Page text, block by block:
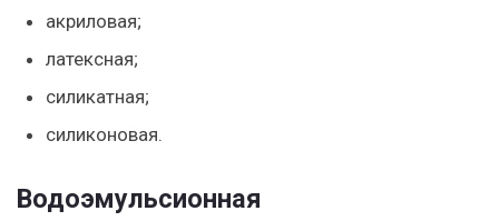
акриловая;
латексная;
силикатная;
силиконовая.
Водоэмульсионная